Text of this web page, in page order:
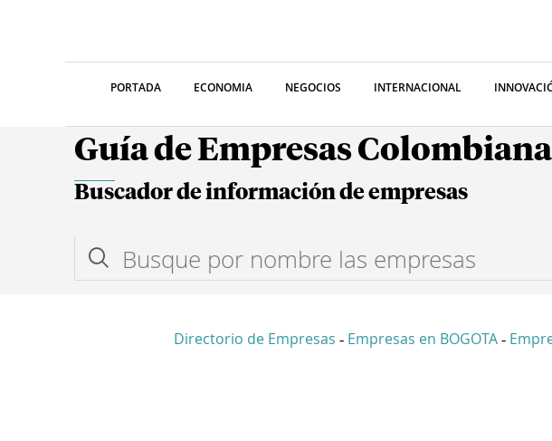
PORTADA ECONOMIA NEGOCIOS INTERNACIONAL
Guía de Empresas
Buscador de información de empresas
Directorio de Empresas - Empresas en BOGOTA -